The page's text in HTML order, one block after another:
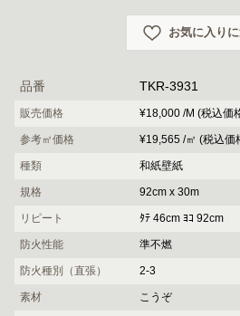
お気に入り
品番 TKR-3931
販売価格 ¥18,000 /M (税込価
参考㎡価格 ¥19,565 /㎡ (税込価
種類 和紙壁紙
規格 92cm x 30m
リピート ﾀﾃ 46cm ﾖｺ 92cm
防火性能 準不燃
防火種別（直張） 2-3
素材 こうぞ